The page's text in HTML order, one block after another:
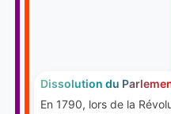
Dissolution du
En 1790, lors de la